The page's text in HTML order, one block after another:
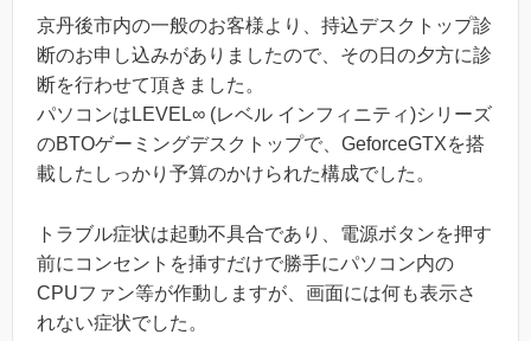
京丹後市内の一般のお客様より、持込デスクトップ診
断のお申し込みがありましたので、その日の夕方に診
断を行わせて頂きました。
パソコンはLEVEL∞ (レベル インフィニティ)シリーズ
のBTOゲーミングデスクトップで、GeforceGTXを搭
載したしっかり予算のかけられた構成でした。
トラブル症状は起動不具合であり、電源ボタンを押す
前にコンセントを挿すだけで勝手にパソコン内の
CPUファン等が作動しますが、画面には何も表示さ
れない症状でした。